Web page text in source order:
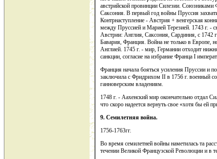
австрийской провинции Силезии.
Саксония. В первый год войны Пруссия
Контрнаступление - Австрия + венгерская
между Пруссией и Марией Терезией. 1743 г. -
Австрии: Англия, Саксония, Сардиния, с 1742
Бавария, Франция. Война не только в
Англией. 1745 г. - мир, Германии отходит
санкции, согласие на избрание Франца I
Франция начала бояться усиления Пруссии и
заключила с Фридрихом II в 1756 г. военный
ганноверским владениям.
1748 г. - Аахенский мир окончательно отдал
что скоро надеется вернуть свое «хотя бы ей
9. Семилетняя война.
1756-1763гг.
Во время семилетней войны наметилась та
течении Великой Французской Революции и в